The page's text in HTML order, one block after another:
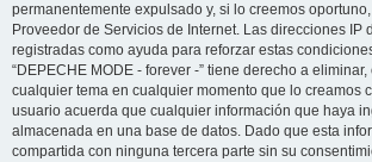
permanentemente expulsado y, si lo creemos
Proveedor de Servicios de Internet. Las direcciones IP
registradas como ayuda para reforzar estas
“DEPECHE MODE - forever -” tiene derecho a
cualquier tema en cualquier momento que lo creamos
usuario acuerda que cualquier información que haya
almacenada en una base de datos. Dado que esta
compartida con ninguna tercera parte sin su